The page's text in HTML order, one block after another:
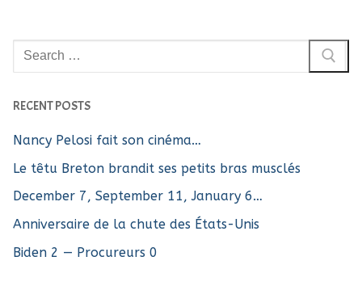
Rechercher
:
RECENT POSTS
Nancy Pelosi fait son cinéma…
Le têtu Breton brandit ses petits bras musclés
December 7, September 11, January 6…
Anniversaire de la chute des États-Unis
Biden 2 — Procureurs 0